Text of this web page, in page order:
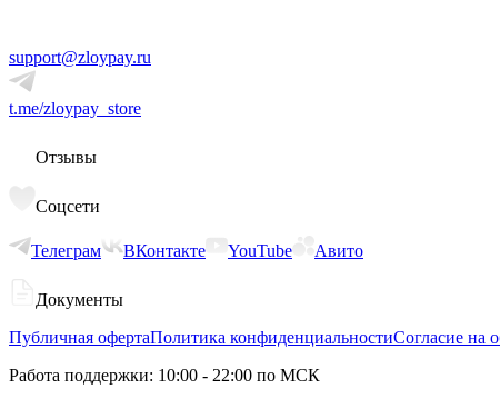
support@zloypay.ru
t.me/zloypay_store
Отзывы
Соцсети
Телеграм ВКонтакте YouTube Авито
Документы
Публичная офертаПолитика конфиденциальностиСогласие на
Работа поддержки: 10:00 - 22:00 по МСК